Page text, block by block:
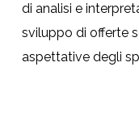
di analisi e
sviluppo di offerte
aspettative degli